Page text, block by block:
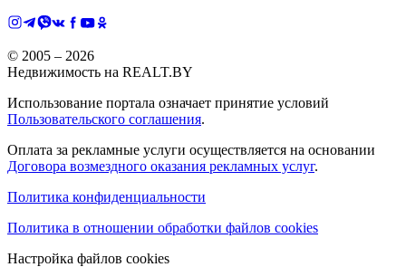
© 2005 – 2026
Недвижимость на REALT.BY
Использование портала означает принятие условий
Пользовательского соглашения.
Оплата за рекламные услуги осуществляется на основании
Договора возмездного оказания рекламных услуг.
Политика конфиденциальности
Политика в отношении обработки файлов cookies
Настройка файлов cookies